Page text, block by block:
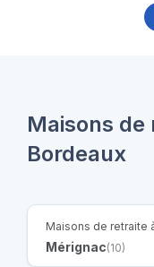
Maisons de
Bordeaux
Maisons de retraite
Mérignac(10)